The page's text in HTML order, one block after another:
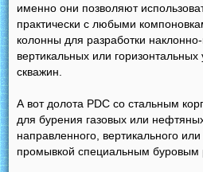
именно они позволяют
практически с любыми
колонны для разработки
вертикальных или горизонтальных
скважин.
А вот долота PDC со стальным
для бурения газовых или
направленного, вертикального
промывкой специальным буровым